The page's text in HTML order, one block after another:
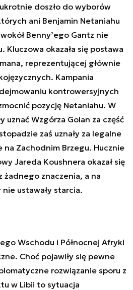
doszło do wyborów
ani Benjamin Netaniahu
Benny’ego Gantz nie
Kluczowa okazała się postawa
reprezentującej głównie
Kampania
kontrowersyjnych
pozycję Netaniahu. W
uznać Wzgórza Golan za część
zaś uznały za legalne
Zachodnim Brzegu. Hucznie
Jareda Koushnera okazał się
żadnego znaczenia, a na
ustawały starcia.
Wschodu i Północnej Afryki
Choć pojawiły się pewne
rozwiązanie sporu z
w Libii to sytuacja